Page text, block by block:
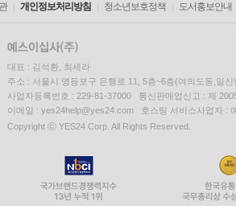
개인정보처리방침 청소년보호정책 도서홍보안내
대표 : 김석환, 최세라
주소 : 서울시 영등포구 은행로 11, 5층~6층(여의도동,일신
사업자등록번호 : 229-81-37000 통신판매업신고 : 제
이메일 : yes24help@yes24.com 호스팅 서비스사업자 :
Copyright ⓒ YES24 Corp. All Rights Reserved.